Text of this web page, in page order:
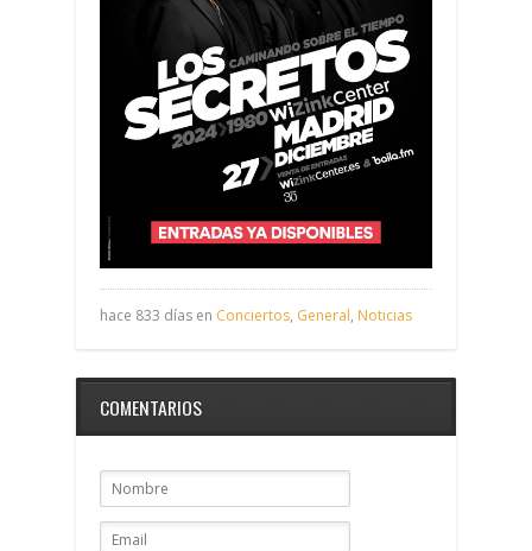
hace 833 días en Conciertos, General, Noticias
COMENTARIOS